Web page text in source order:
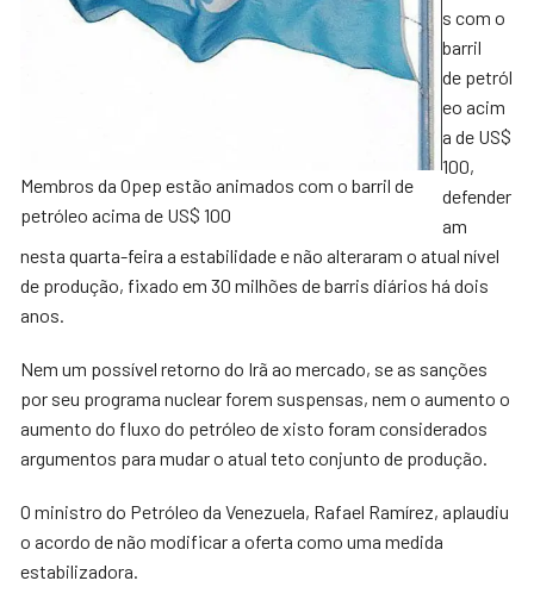
Membros da Opep estão animados com o barril de
petróleo acima de US$ 100
s com o
barril
de petról
eo acim
a de US$
100,
defender
am
nesta quarta-feira a estabilidade e não alteraram o atual nível
de produção, fixado em 30 milhões de barris diários há dois
anos.
Nem um possível retorno do Irã ao mercado, se as sanções
por seu programa nuclear forem suspensas, nem o aumento o
aumento do fluxo do petróleo de xisto foram considerados
argumentos para mudar o atual teto conjunto de produção.
O ministro do Petróleo da Venezuela, Rafael Ramírez, aplaudiu
o acordo de não modificar a oferta como uma medida
estabilizadora.